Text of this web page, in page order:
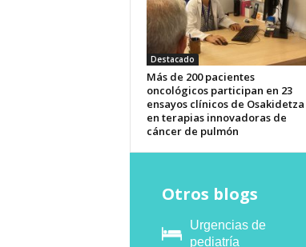
Destacado
Más de 200 pacientes
oncológicos participan en 23
ensayos clínicos de Osakidetza
en terapias innovadoras de
cáncer de pulmón
Otros blogs
Urgencias de
pediatría